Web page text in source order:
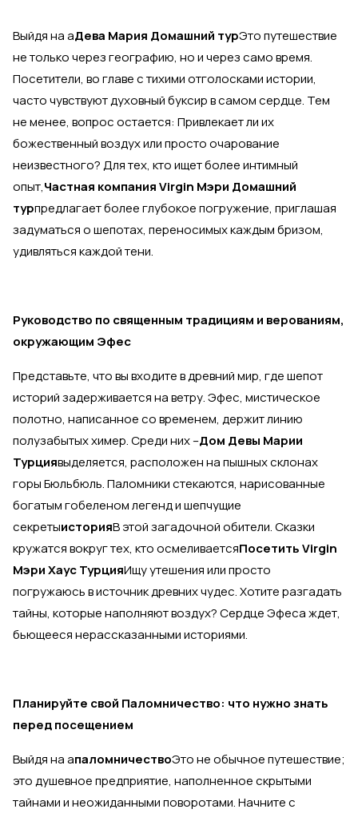
Выйдя на аДева Мария Домашний турЭто путешествие
не только через географию, но и через само время.
Посетители, во главе с тихими отголосками истории,
часто чувствуют духовный буксир в самом сердце. Тем
не менее, вопрос остается: Привлекает ли их
божественный воздух или просто очарование
неизвестного? Для тех, кто ищет более интимный
опыт,Частная компания Virgin Мэри Домашний
турпредлагает более глубокое погружение, приглашая
задуматься о шепотах, переносимых каждым бризом,
удивляться каждой тени.
Руководство по священным традициям и верованиям,
окружающим Эфес
Представьте, что вы входите в древний мир, где шепот
историй задерживается на ветру. Эфес, мистическое
полотно, написанное со временем, держит линию
полузабытых химер. Среди них –Дом Девы Марии
Турциявыделяется, расположен на пышных склонах
горы Бюльбюль. Паломники стекаются, нарисованные
богатым гобеленом легенд и шепчущие
секретыисторияВ этой загадочной обители. Сказки
кружатся вокруг тех, кто осмеливаетсяПосетить Virgin
Мэри Хаус ТурцияИщу утешения или просто
погружаюсь в источник древних чудес. Хотите разгадать
тайны, которые наполняют воздух? Сердце Эфеса ждет,
бьющееся нерассказанными историями.
Планируйте свой Паломничество: что нужно знать
перед посещением
Выйдя на апаломничествоЭто не обычное путешествие;
это душевное предприятие, наполненное скрытыми
тайнами и неожиданными поворотами. Начните с